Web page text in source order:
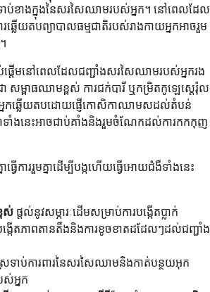
ប់ខាងក្នុងនៃសរសៃឈាមរបស់អ្នក។ នៅពេលដែល
រឆ្លើយតបព្យាបាលធម្មជាតិរបស់រាងកាយអ្នកអាចរួម
ប់ផ្តើមនៅពេលដែលជញ្ជាំងសរសៃឈាមរបស់អ្នករង
សម្ពាធឈាមខ្ពស់ ការជក់បារី ឬកម្រិតកូឡេស្តេរ៉ុល
អ្នកឆ្លើយតបដោយផ្ញើកោសិកាឈាមសដល់តំបន់
ទាំងនេះអាចជាប់គាំងនិងរួមចំណែកដល់ការកកកុញ
ធ្វើការរួមគ្នាដើម្បីបង្កហើយធ្វើអោយជំងឺទាំងនេះ
ស់ ផ្តល់នូវសម្ភារៈដើមសម្រាប់ការបង្កើតប្លាក់
ង្កើតភាពតានតឹងនិងការខូចខាតដដែលៗដល់ជញ្ជាំង
ទាប់ការពារនៃសរសៃឈាមនិងកាត់បន្ថយអុក
អ្នក